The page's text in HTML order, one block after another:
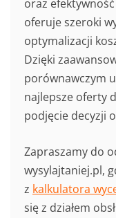
oraz
oferuje szeroki
optymalizacji
Dzięki
porównawczym
najlepsze oferty
podjęcie decyzji
Zapraszamy do
wysylajtaniej.pl,
z kalkulatora
się z działem